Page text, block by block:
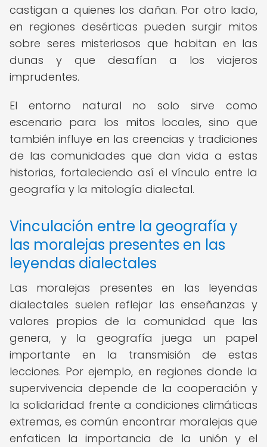
castigan a quienes los dañan. Por otro lado,
en regiones desérticas pueden surgir mitos
sobre seres misteriosos que habitan en las
dunas y que desafían a los viajeros
imprudentes.
El entorno natural no solo sirve como
escenario para los mitos locales, sino que
también influye en las creencias y tradiciones
de las comunidades que dan vida a estas
historias, fortaleciendo así el vínculo entre la
geografía y la mitología dialectal.
Vinculación entre la geografía y
las moralejas presentes en las
leyendas dialectales
Las moralejas presentes en las leyendas
dialectales suelen reflejar las enseñanzas y
valores propios de la comunidad que las
genera, y la geografía juega un papel
importante en la transmisión de estas
lecciones. Por ejemplo, en regiones donde la
supervivencia depende de la cooperación y
la solidaridad frente a condiciones climáticas
extremas, es común encontrar moralejas que
enfaticen la importancia de la unión y el